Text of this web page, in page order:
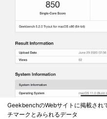
GeekbenchのWebサイトに掲載さ
チマークとみられるデータ